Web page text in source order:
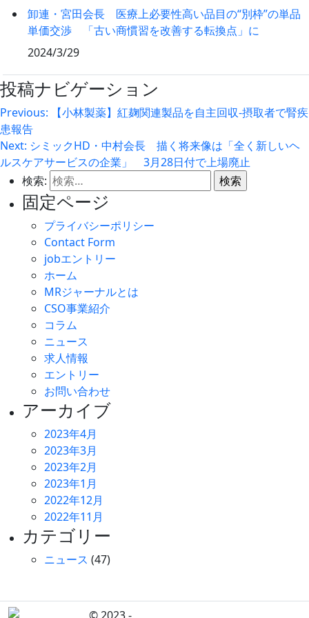
卸連・宮田会長 医療上必要性高い品目の“別枠”の単品
単価交渉 「古い商慣習を改善する転換点」に
2024/3/29
投稿ナビゲーション
Previous:
【小林製薬】紅麹関連製品を自主回収‐摂取者で腎疾
患報告
Next: シミックHD・中村会長 描く将来像は「全く新しいヘ
ルスケアサービスの企業」 3月28日付で上場廃止
検索:
固定ページ
プライバシーポリシー
Contact Form
jobエントリー
ホーム
MRジャーナルとは
CSO事業紹介
コラム
ニュース
求人情報
エントリー
お問い合わせ
アーカイブ
2023年4月
2023年3月
2023年2月
2023年1月
2022年12月
2022年11月
カテゴリー
ニュース (47)